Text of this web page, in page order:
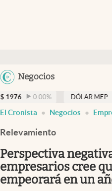
Negocios
Members
Economía y Política
Finanzas y Mercados
Mercados Online
Negocios
Columnistas
0.00% DÓLAR MEP $ 1526,03
El Cronista Negocios
Relevamiento
Perspectiva
empresarios cree
empeorará en un